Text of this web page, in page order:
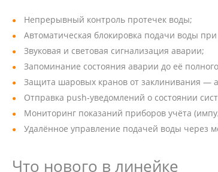
Непрерывный контроль протечек воды;
Автоматическая блокировка подачи воды
Звуковая и световая сигнализация аварии;
Запоминание состояния аварии до её
Защита шаровых кранов от заклинивания —
Отправка push‑уведомлений о состоянии
Мониторинг показаний приборов учёта
Удалённое управление подачей воды через
Что нового в линейке